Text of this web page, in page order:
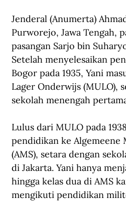
Jenderal (Anumerta)
Purworejo, Jawa Tengah,
pasangan Sarjo bin
Setelah menyelesaikan
Bogor pada 1935, Yani
Lager Onderwijs (MULO),
sekolah menengah
Lulus dari MULO pada
pendidikan ke Algemeene
(AMS), setara dengan
di Jakarta. Yani hanya
hingga kelas dua di AMS
mengikuti pendidikan